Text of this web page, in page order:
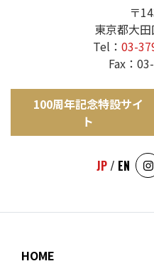
〒
東京都大
Tel： 03-
Fax：
100周年記念特設サイ
ト
JP/ EN
HOME